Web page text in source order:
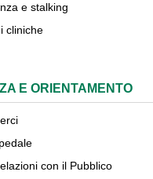
e stalking
cliniche
E ORIENTAMENTO
con il Pubblico